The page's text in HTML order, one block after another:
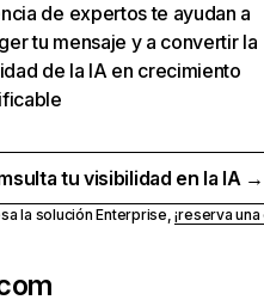
de expertos te ayudan a
tu mensaje y a convertir la
de la IA en crecimiento
tu visibilidad en la IA →
la solución Enterprise,¡reserva